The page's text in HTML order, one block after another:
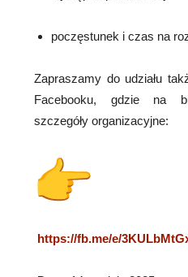
poczęstunek i czas na
Zapraszamy do udziału
Facebooku, gdzie na
szczegóły organizacyjne:
https://fb.me/e/